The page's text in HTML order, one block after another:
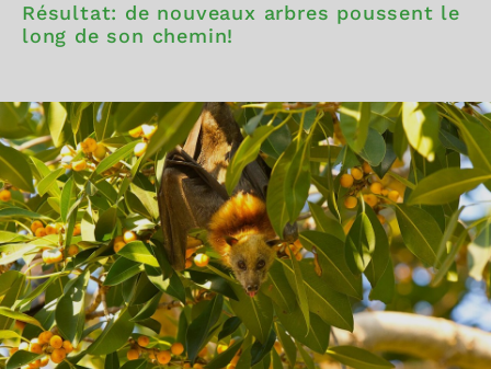
Résultat: de nouveaux arbres poussent le
long de son chemin!